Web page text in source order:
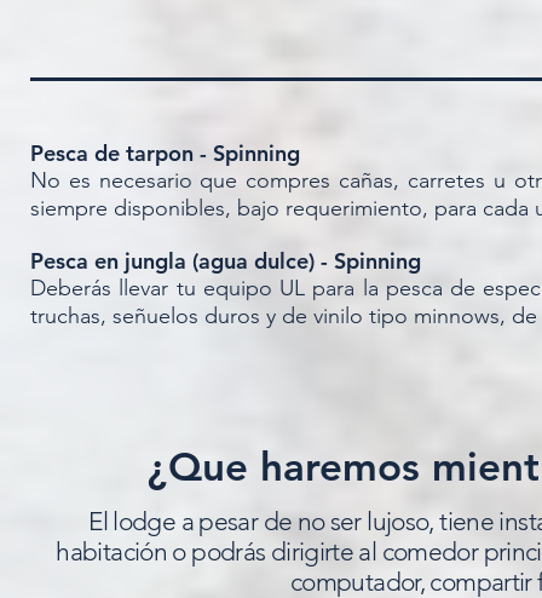
Pesca de tarpon - Spinning
No es necesario que compres cañas, carretes u
siempre disponibles, bajo requerimiento, para cada
Pesca en jungla (agua dulce) - Spinning
Deberás llevar tu equipo UL para la pesca de
truchas, señuelos duros y de vinilo tipo minnows,
¿Que haremos
El lodge a pesar de no ser lujoso, tiene
habitación o podrás dirigirte al comedor
computador, compartir